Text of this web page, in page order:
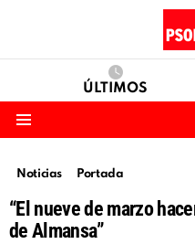
ÚLTIMOS
Noticias Portada
“El nueve de marzo
de Almansa”